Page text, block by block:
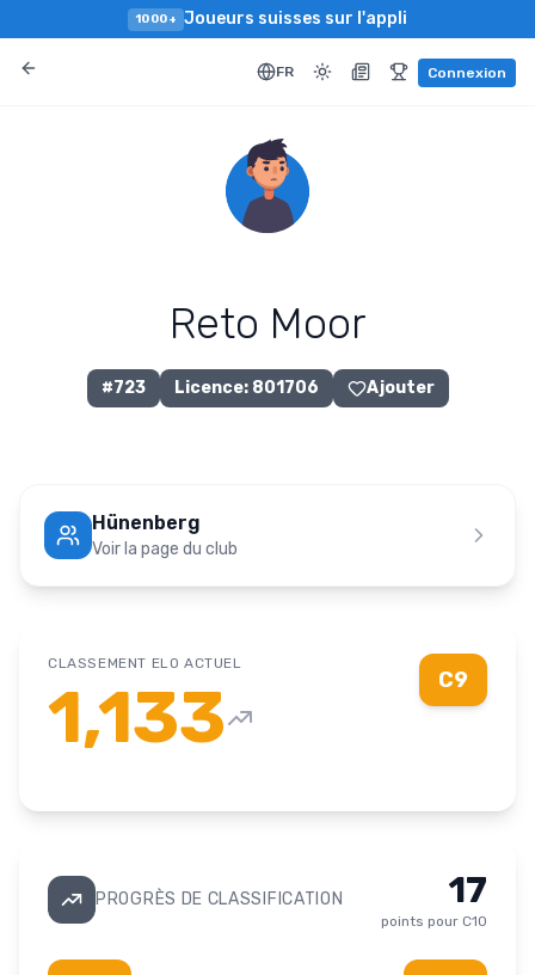
1000+ Joueurs suisses sur l'appli
FR Connexion
Reto Moor
#723 Licence: 801706 Ajouter
Hünenberg
Voir la page du club
C9
CLASSEMENT ELO ACTUEL
1,133
PROGRÈS DE CLASSIFICATION 17
points pour C10